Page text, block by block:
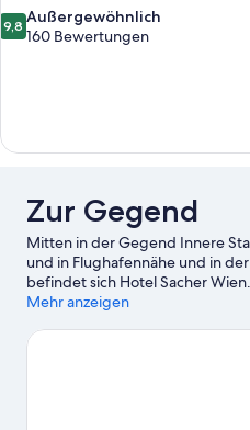
9.8
von
9,8 Außergewöhnlich
160 Bewertungen
Zur Gegend
Mitten in der Gegend Innere
und in Flughafennähe und in
befindet sich Hotel Sacher
Hofburg gehören zu den
hierhin machen sollten: Wiener
Mehr anzeigen